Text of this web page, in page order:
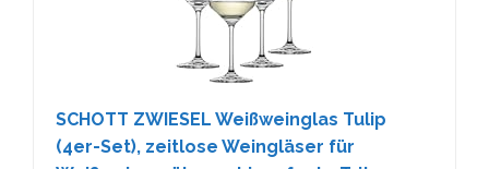
SCHOTT ZWIESEL Weißweinglas Tulip
(4er-Set), zeitlose Weingläser für